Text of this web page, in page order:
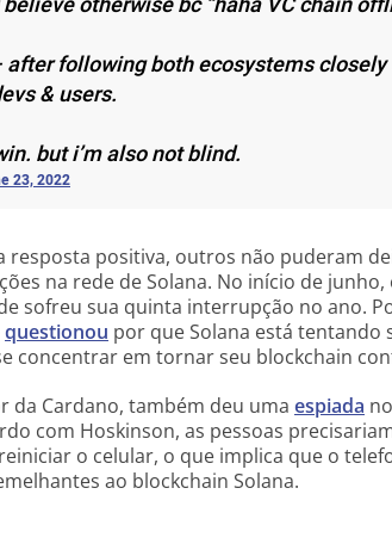
following both ecosystems closely
& users.
but i’m also not blind.
23, 2022
positiva, outros não puderam
na rede de Solana. No início de junho,
sofreu sua quinta interrupção no ano.
questionou por que Solana está tentando
concentrar em tornar seu blockchain
da Cardano, também deu uma espiada
com Hoskinson, as pessoas
o celular, o que implica que o
ao blockchain Solana.